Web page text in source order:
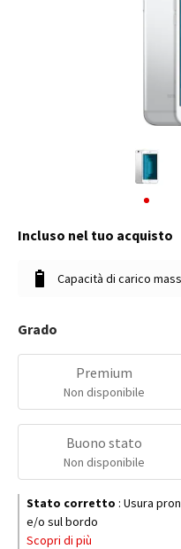
Incluso nel tuo acquisto
Capacità di carico
Grado
Premium
Non disponibile
Buono stato
Non disponibile
Stato corretto : Usura
e/o sul bordo
Scopri di più